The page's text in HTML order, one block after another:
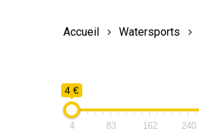
Accueil Watersports
4 €
4 83 162 240